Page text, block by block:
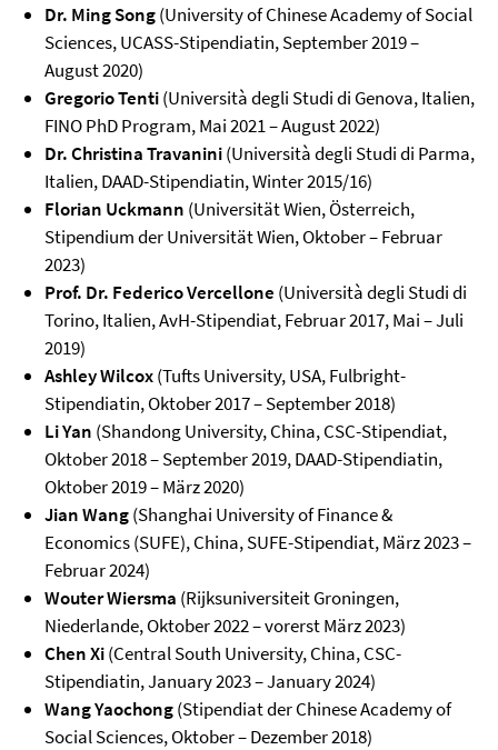
Dr. Ming Song(University of Chinese Academy of Social
Sciences, UCASS-Stipendiatin, September 2019 –
August 2020)
Gregorio Tenti(Università degli Studi di Genova, Italien,
FINO PhD Program, Mai 2021 – August 2022)
Dr. Christina Travanini(Università degli Studi di Parma,
Italien, DAAD-Stipendiatin, Winter 2015/16)
Florian Uckmann (Universität Wien, Österreich,
Stipendium der Universität Wien, Oktober – Februar
2023)
Prof. Dr. Federico Vercellone (Università degli Studi di
Torino, Italien, AvH-Stipendiat, Februar 2017, Mai – Juli
2019)
Ashley Wilcox(Tufts University, USA, Fulbright-
Stipendiatin, Oktober 2017 – September 2018)
Li Yan (Shandong University, China, CSC-Stipendiat,
Oktober 2018 – September 2019, DAAD-Stipendiatin,
Oktober 2019 – März 2020)
Jian Wang(Shanghai University of Finance &
Economics (SUFE), China, SUFE-Stipendiat, März 2023 –
Februar 2024)
Wouter Wiersma (Rijksuniversiteit Groningen,
Niederlande, Oktober 2022 – vorerst März 2023)
Chen Xi(Central South University, China, CSC-
Stipendiatin, January 2023 – January 2024)
Wang Yaochong(Stipendiat der Chinese Academy of
Social Sciences, Oktober – Dezember 2018)